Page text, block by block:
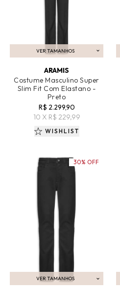
VER TAMANHOS
ADICIONAR AO CARRINHO
ARAMIS
Costume Masculino Super
Slim Fit Com Elastano -
Preto
R$ 2.299,90
10 X R$ 229,99
WISHLIST
VER TAMANHOS
ADICIONAR AO CARRINHO
30% OFF